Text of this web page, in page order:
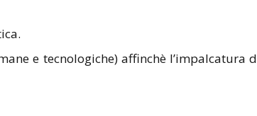
e tecnologiche) affinchè l’impalcatura